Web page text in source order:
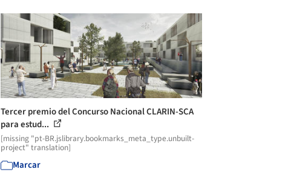
Tercer premio del Concurso Nacional CLARIN-SCA
para estud...
[missing "pt-BR.jslibrary.bookmarks_meta_type.unbuilt-
project" translation]
Marcar